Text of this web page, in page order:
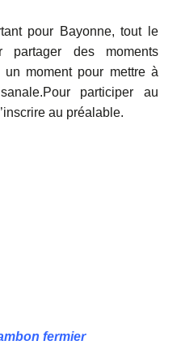
pour Bayonne, tout le
partager des moments
un moment pour mettre à
participer au
au préalable.
fermier